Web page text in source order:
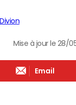
Divion
Mise à jour le 28/
Email